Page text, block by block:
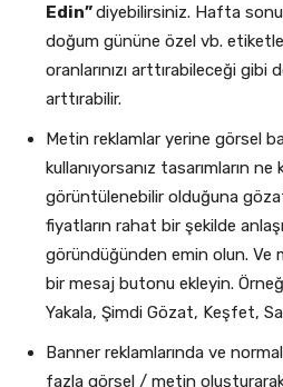
Edin”diyebilirsiniz. Hafta
doğum gününe özel vb.
oranlarınızı arttırabileceği gibi
arttırabilir.
Metin reklamlar yerine görsel
kullanıyorsanız tasarımların ne
görüntülenebilir olduğuna
fiyatların rahat bir şekilde
göründüğünden emin olun. Ve
bir mesaj butonu ekleyin.
Yakala, Şimdi Gözat, Keşfet,
Banner reklamlarında ve
fazla görsel / metin